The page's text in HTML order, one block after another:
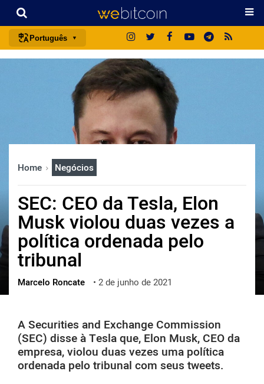
Português
日本語
русский
한국어
العربية
ไทย
ქართული
Home Negócios
SEC: CEO da Tesla, Elon
Musk violou duas vezes a
política ordenada pelo
tribunal
Marcelo Roncate • 2 de junho de 2021
A Securities and Exchange Commission
(SEC) disse à Tesla que, Elon Musk, CEO da
empresa, violou duas vezes uma política
ordenada pelo tribunal com seus tweets.